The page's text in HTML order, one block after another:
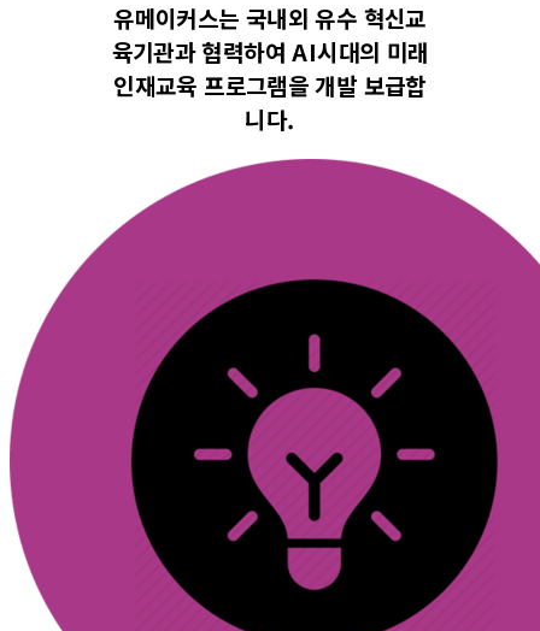
유메이커스는 국내외 유수 혁신교
육기관과 협력하여 AI시대의 미래
인재교육 프로그램을 개발 보급합
니다.